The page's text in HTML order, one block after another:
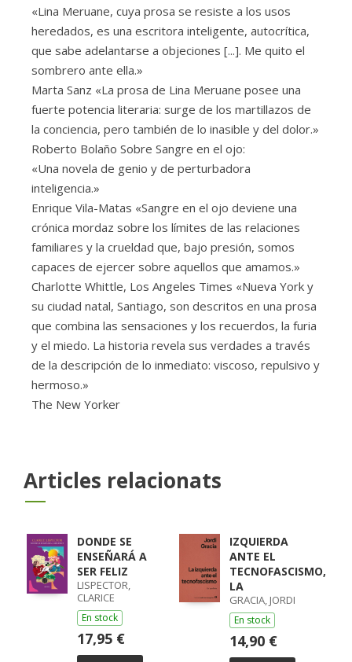
«Lina Meruane, cuya prosa se resiste a los usos
heredados, es una escritora inteligente, autocrítica,
que sabe adelantarse a objeciones [...]. Me quito el
sombrero ante ella.»
Marta Sanz «La prosa de Lina Meruane posee una
fuerte potencia literaria: surge de los martillazos de
la conciencia, pero también de lo inasible y del dolor.»
Roberto Bolaño Sobre Sangre en el ojo:
«Una novela de genio y de perturbadora
inteligencia.»
Enrique Vila-Matas «Sangre en el ojo deviene una
crónica mordaz sobre los límites de las relaciones
familiares y la crueldad que, bajo presión, somos
capaces de ejercer sobre aquellos que amamos.»
Charlotte Whittle, Los Angeles Times «Nueva York y
su ciudad natal, Santiago, son descritos en una prosa
que combina las sensaciones y los recuerdos, la furia
y el miedo. La historia revela sus verdades a través
de la descripción de lo inmediato: viscoso, repulsivo y
hermoso.»
The New Yorker
Articles relacionats
DONDE SE
ENSEÑARÁ A
SER FELIZ
LISPECTOR,
CLARICE
En stock
17,95 €
IZQUIERDA
ANTE EL
TECNOFASCISMO,
LA
GRACIA, JORDI
En stock
14,90 €